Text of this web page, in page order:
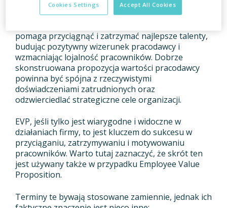
benefity, kultura organizacyjna, możliwości
rozwoju, równowaga między życiem zawodowym a
pomaga przyciągnąć i zatrzymać najlepsze talenty,
budując pozytywny wizerunek pracodawcy i
wzmacniając lojalność pracowników. Dobrze
skonstruowana propozycja wartości pracodawcy
powinna być spójna z rzeczywistymi
doświadczeniami zatrudnionych oraz
odzwierciedlać strategiczne cele organizacji.
EVP, jeśli tylko jest wiarygodne i widoczne w
działaniach firmy, to jest kluczem do sukcesu w
przyciąganiu, zatrzymywaniu i motywowaniu
pracowników. Warto tutaj zaznaczyć, że skrót ten
jest używany także w przypadku Employee Value
Proposition.
Terminy te bywają stosowane zamiennie, jednak ich
Accept All Cookies
Cookies Settings